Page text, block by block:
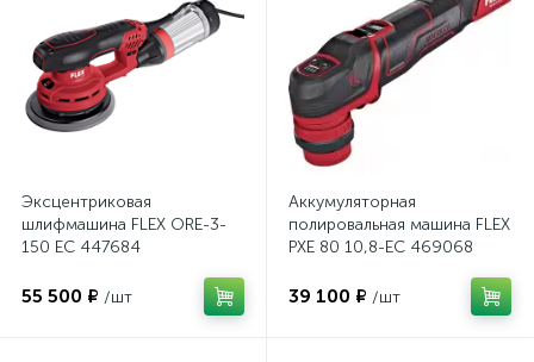
Эксцентриковая
шлифмашина FLEX ORE-3-
150 EC 447684
55 500 ₽ /шт
Аккумуляторная
полировальная машина FLEX
PXE 80 10,8-EC 469068
39 100 ₽ /шт